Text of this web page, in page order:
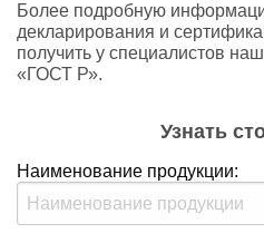
Более подробную
декларирования и
получить у специалистов
«ГОСТ Р».
Узнать
Наименование продукции: